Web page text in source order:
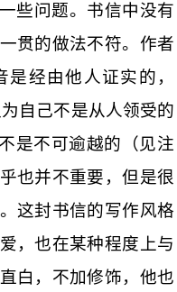
些问题。书信中没有
贯的做法不符。作者
经由他人证实的，
自己不是从人领受的
是不可逾越的（见注
也并不重要，但是很
这封书信的写作风格
，也在某种程度上与
白，不加修饰，他也